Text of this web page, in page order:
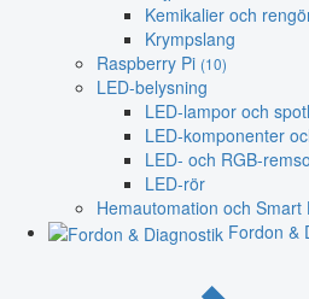
Kemikalier och
Krympslang
Raspberry Pi (10)
LED-belysning
LED-lampor och
LED-komponenter
LED- och RGB-
LED-rör
Hemautomation och Smart
Fordon &